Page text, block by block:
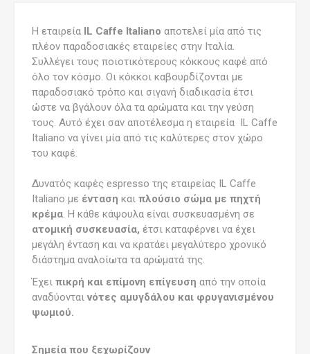
Η εταιρεία IL Caffe Italiano αποτελεί μία από τις
πλέον παραδοσιακές εταιρείες στην Ιταλία.
Συλλέγει τους ποιοτικότερους κόκκους καφέ από
όλο τον κόσμο. Οι κόκκοι καβουρδίζονται με
παραδοσιακό τρόπο και σιγανή διαδικασία έτσι
ώστε να βγάλουν όλα τα αρώματα και την γεύση
τους. Αυτό έχει σαν αποτέλεσμα η εταιρεία IL Caffe
Italiano να γίνει μία από τις καλύτερες στον χώρο
του καφέ.
Δυνατός καφές espresso της εταιρείας IL Caffe
Italiano με ένταση και πλούσιο σώμα με πηχτή
κρέμα. Η κάθε κάψουλα είναι συσκευασμένη σε
ατομική συσκευασία, έτσι καταφέρνει να έχει
μεγάλη ένταση και να κρατάει μεγαλύτερο χρονικό
διάστημα αναλοίωτα τα αρώματά της.
Έχει πικρή και επίμονη επίγευση από την οποία
αναδύονται νότες αμυγδάλου και φρυγανισμένου
ψωμιού.
Σημεία που ξεχωρίζουν